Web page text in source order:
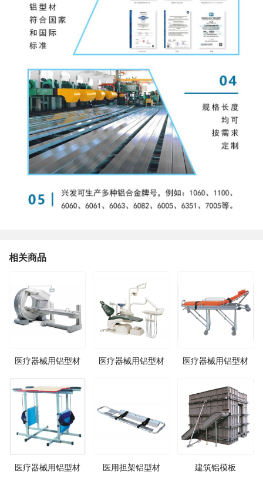
相关商品
医疗器械用铝型材 医疗器械用铝型材 医疗器械用铝型材
医疗器械用铝型材 医用担架铝型材 建筑铝模板